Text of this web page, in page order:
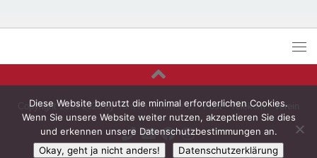
Copyright 2014-2026 byTanzen in Kiel e.V.- Post - Telekom - Verein
Diese Website benutzt die minimal erforderlichen Cookies.
Wenn Sie unsere Website weiter nutzen, akzeptieren Sie dies
und erkennen unsere Datenschutzbestimmungen an.
Okay, geht ja nicht anders!
Datenschutzerklärung